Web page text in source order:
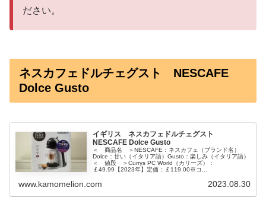
ださい。
ネスカフェドルチェグスト NESCAFE
Dolce Gusto
イギリス ネスカフェドルチェグスト
NESCAFE Dolce Gusto
＜ 商品名 ＞NESCAFE：ネスカフェ（ブランド名）
Dolce：甘い（イタリア語）Gusto：楽しみ（イタリア語）
＜ 値段 ＞Currys PC World（カリーズ）：
￡49.99【2023年】定価：￡119.00※コ...
www.kamomelion.com 2023.08.30